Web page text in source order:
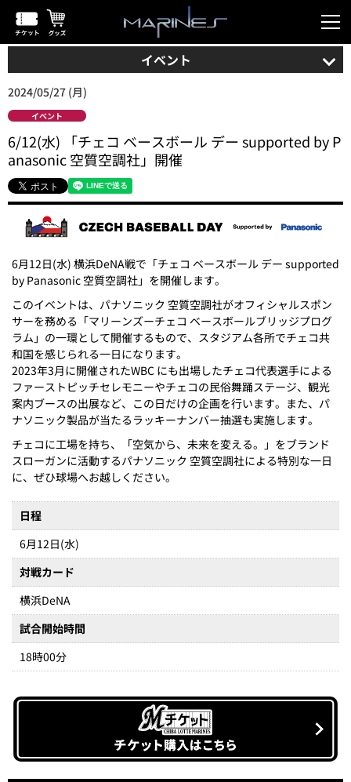
イベント
2024/05/27 (月)
イベント
6/12(水) 「チェコ ベースボール デー supported by P
anasonic 空質空調社」開催
6月12日(水) 横浜DeNA戦で「チェコ ベースボール デー supported
by Panasonic 空質空調社」を開催します。
このイベントは、パナソニック 空質空調社がオフィシャルスポン
サーを務める「マリーンズーチェコ ベースボールブリッジプログ
ラム」の一環として開催するもので、スタジアム各所でチェコ共
和国を感じられる一日になります。
2023年3月に開催されたWBC にも出場したチェコ代表選手による
ファーストピッチセレモニーやチェコの民俗舞踊ステージ、観光
案内ブースの出展など、この日だけの企画を行います。また、パ
ナソニック製品が当たるラッキーナンバー抽選も実施します。
チェコに工場を持ち、「空気から、未来を変える。」をブランド
スローガンに活動するパナソニック 空質空調社による特別な一日
に、ぜひ球場へお越しください。
日程
6月12日(水)
対戦カード
横浜DeNA
試合開始時間
18時00分